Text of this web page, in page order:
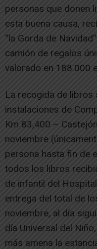
personas que donen
esta buena causa,
“la Gorda de
camión de regalos
valorado en 188.000
La recogida de libros
instalaciones de
Km 83,400 –
noviembre
persona hasta fin de
todos los libros
de infantil del
entrega del total de
noviembre, al día
día Universal del
más amena la